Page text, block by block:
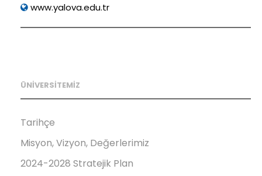
www.yalova.edu.tr
ÜNİVERSİTEMİZ
Tarihçe
Misyon, Vizyon, Değerlerimiz
2024-2028 Stratejik Plan